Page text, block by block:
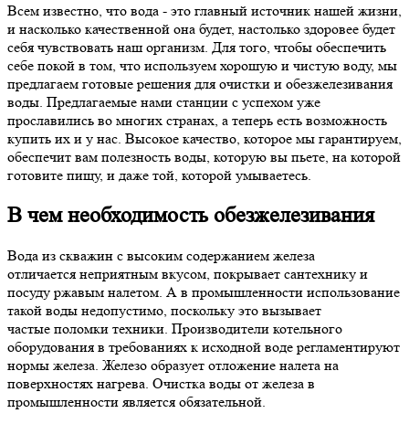
Всем известно, что вода - это главный источник нашей жизни,
и насколько качественной она будет, настолько здоровее будет
себя чувствовать наш организм. Для того, чтобы обеспечить
себе покой в ​​том, что используем хорошую и чистую воду, мы
предлагаем готовые решения для очистки и обезжелезивания
воды. Предлагаемые нами станции с успехом уже
прославились во многих странах, а теперь есть возможность
купить их и у нас. Высокое качество, которое мы гарантируем,
обеспечит вам полезность воды, которую вы пьете, на которой
готовите пищу, и даже той, которой умываетесь.
В чем необходимость обезжелезивания
Вода из скважин с высоким содержанием железа
отличается неприятным вкусом, покрывает сантехнику и
посуду ржавым налетом. А в промышленности использование
такой воды недопустимо, поскольку это вызывает
частые поломки техники. Производители котельного
оборудования в требованиях к исходной воде регламентируют
нормы железа. Железо образует отложение налета на
поверхностях нагрева. Очистка воды от железа в
промышленности является обязательной.